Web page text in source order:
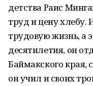
детства Раис
труд и цену хлебу.
трудовую жизнь, а
десятилетия, он
Баймакского края,
он учил и своих